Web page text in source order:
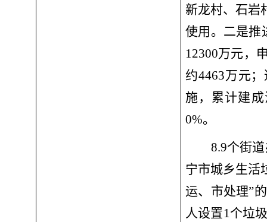
新龙村、石岩
使用。 二是推
12300万元，
约4463万元；
施，累计建成
0%。
8.9个街
宁市城乡生活
运、市处理”
人设置1个垃